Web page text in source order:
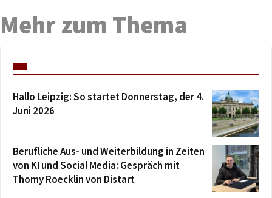
Mehr zum Thema
Hallo Leipzig: So startet Donnerstag, der 4.
Juni 2026
Berufliche Aus- und Weiterbildung in Zeiten
von KI und Social Media: Gespräch mit
Thomy Roecklin von Distart